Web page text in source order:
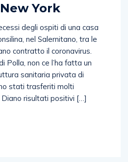
York
degli ospiti di una casa
nel Salernitano, tra le
contratto il coronavirus.
Polla, non ce l’ha fatta un
sanitaria privata di
stati trasferiti molti
Diano risultati positivi […]